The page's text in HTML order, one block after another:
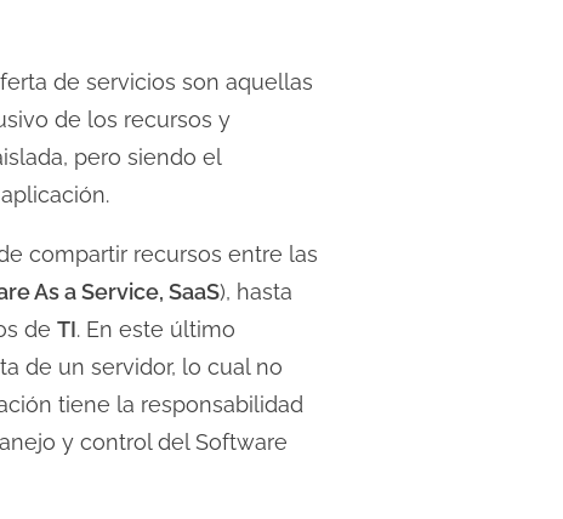
de servicios son aquellas
de los recursos y
pero siendo el
compartir recursos entre las
As a Service, SaaS), hasta
de TI. En este último
de un servidor, lo cual no
tiene la responsabilidad
y control del Software